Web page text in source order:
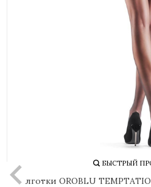
БЫСТРЫЙ
Колготки OROBLU